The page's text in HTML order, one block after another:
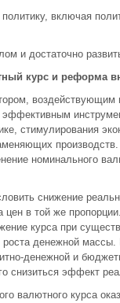
включая
и достаточно
курс и реформа
воздействующим
стимулирования
номинального
снижение
цен в той же
курса при
денежной массы.
денежной и
снизиться эффект
валютного курса